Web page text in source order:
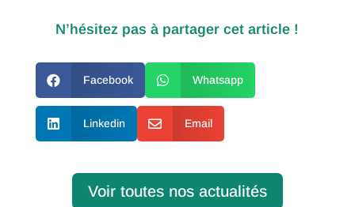
N’hésitez pas à partager cet article !
 Facebook  Whatsapp
 Linkedin  Email
Voir toutes nos actualités